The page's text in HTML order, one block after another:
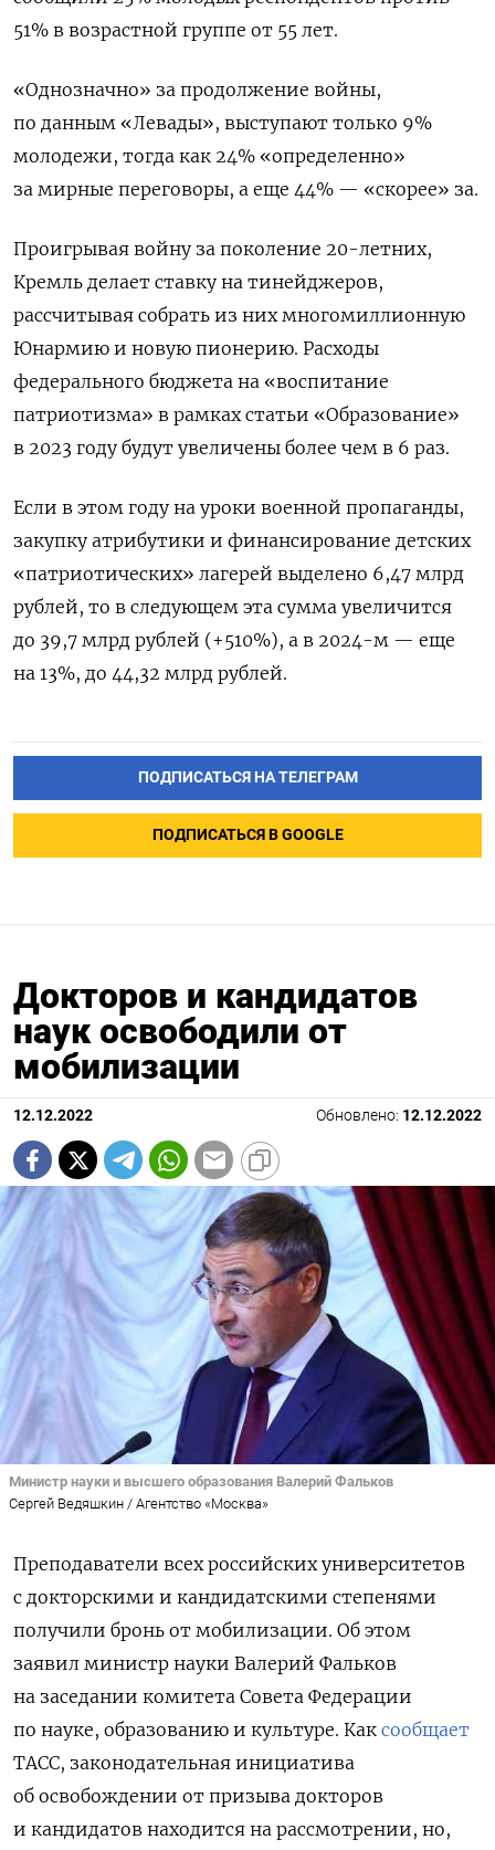
51% в возрастной группе от 55 лет.
«Однозначно» за продолжение войны,
по данным «Левады», выступают только 9%
молодежи, тогда как 24% «определенно»
за мирные переговоры, а еще 44% — «скорее» за.
Проигрывая войну за поколение 20-летних,
Кремль делает ставку на тинейджеров,
рассчитывая собрать из них многомиллионную
Юнармию и новую пионерию. Расходы
федерального бюджета на «воспитание
патриотизма» в рамках статьи «Образование»
в 2023 году будут увеличены более чем в 6 раз.
Если в этом году на уроки военной пропаганды,
закупку атрибутики и финансирование детских
«патриотических» лагерей выделено 6,47 млрд
рублей, то в следующем эта сумма увеличится
до 39,7 млрд рублей (+510%), а в 2024-м — еще
на 13%, до 44,32 млрд рублей.
ПОДПИСАТЬСЯ НА ТЕЛЕГРАМ
ПОДПИСАТЬСЯ В GOOGLE
Докторов и кандидатов
наук освободили от
мобилизации
12.12.2022 Обновлено: 12.12.2022
Министр науки и высшего образования Валерий Фальков
Сергей Ведяшкин / Агентство «Москва»
Преподаватели всех российских университетов
с докторскими и кандидатскими степенями
получили бронь от мобилизации. Об этом
заявил министр науки Валерий Фальков
на заседании комитета Совета Федерации
по науке, образованию и культуре. Как сообщает
ТАСС, законодательная инициатива
об освобождении от призыва докторов
и кандидатов находится на рассмотрении, но,